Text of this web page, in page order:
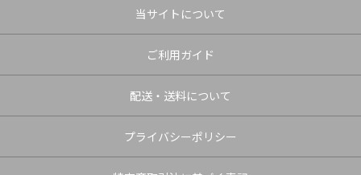
当サイトについて
ご利用ガイド
配送・送料について
プライバシーポリシー